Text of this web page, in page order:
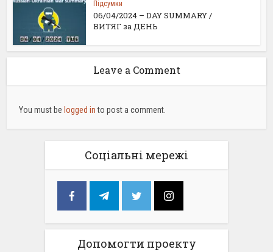
Підсумки
06/04/2024 – DAY SUMMARY /
ВИТЯГ за ДЕНЬ
Leave a Comment
You must be logged into post a comment.
Соціальні мережі
Допомогти проекту